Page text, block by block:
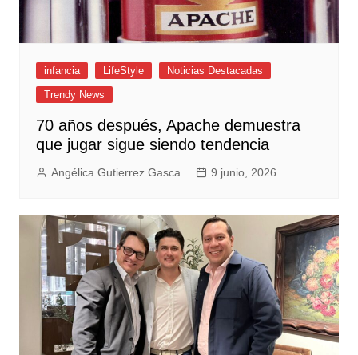
infancia LifeStyle
Noticias Destacadas
Trendy News
70 años después, Apache demuestra
que jugar sigue siendo tendencia
Angélica Gutierrez Gasca 9 junio, 2026